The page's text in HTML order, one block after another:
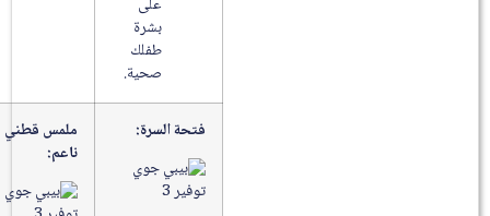
بشرة
طفلك
صحية.
فتحة السرة:
ملمس قطني
ناعم: